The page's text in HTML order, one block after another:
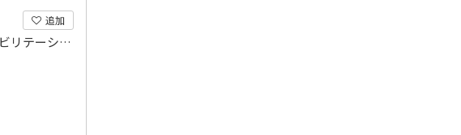
追加
洋光台駅徒歩約１分の内科、整形外科、形成外科、リハビリテーション科 。